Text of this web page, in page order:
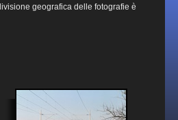
geografica delle fotografie è